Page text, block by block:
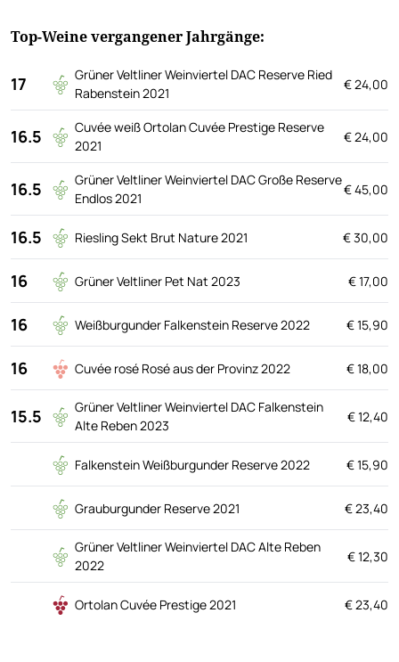
Top-Weine vergangener Jahrgänge:
17
Grüner Veltliner Weinviertel DAC Reserve Ried
Rabenstein 2021
€ 24,00
16.5
Cuvée weiß Ortolan Cuvée Prestige Reserve
2021
€ 24,00
16.5
Grüner Veltliner Weinviertel DAC Große Reserve
Endlos 2021
€ 45,00
16.5 Riesling Sekt Brut Nature 2021 € 30,00
16 Grüner Veltliner Pet Nat 2023 € 17,00
16 Weißburgunder Falkenstein Reserve 2022 € 15,90
16 Cuvée rosé Rosé aus der Provinz 2022 € 18,00
15.5
Grüner Veltliner Weinviertel DAC Falkenstein
Alte Reben 2023
€ 12,40
Falkenstein Weißburgunder Reserve 2022 € 15,90
Grauburgunder Reserve 2021 € 23,40
Grüner Veltliner Weinviertel DAC Alte Reben
2022
€ 12,30
Ortolan Cuvée Prestige 2021 € 23,40